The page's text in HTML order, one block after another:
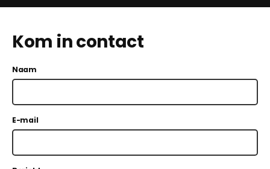
Kom in contact
Naam
E-mail